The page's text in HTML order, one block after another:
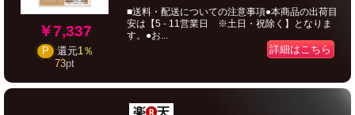
￥7,337
P 還元1％
73pt
■送料・配送についての注意事項●本商品の出荷目
安は【5 - 11営業日 ※土日・祝除く】となりま
す。●お...
詳細はこちら